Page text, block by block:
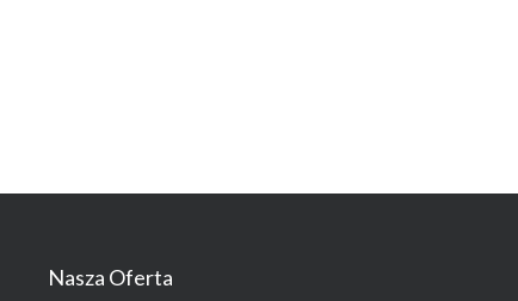
Nasza Oferta